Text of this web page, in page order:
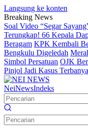
Langsung ke konten
Breaking News
Soal Video “Segar
Terungkap! 66 Kepala
Beragam KPK Kembali
Bengkulu Digeledah
Simbol Persatuan OJK
Pinjol Jadi Kasus
NeiNewsIndeks